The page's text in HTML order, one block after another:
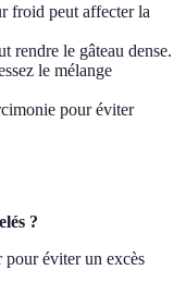
froid peut affecter la
rendre le gâteau dense.
le mélange
pour éviter
?
pour éviter un excès